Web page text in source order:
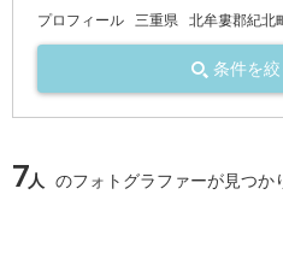
プロフィール 三重県 北牟婁郡紀北
条件を
7人 のフォトグラファーが見つか